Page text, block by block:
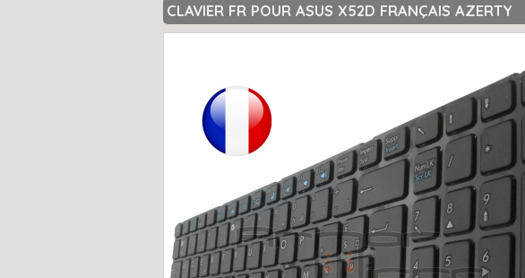
CLAVIER FR POUR ASUS X52D FRANÇAIS AZERTY